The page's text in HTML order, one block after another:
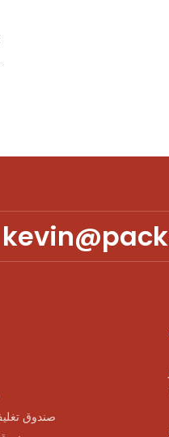
صندوق